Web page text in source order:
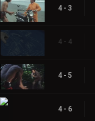
4 - 3
4 - 4
4 - 5
4 - 6